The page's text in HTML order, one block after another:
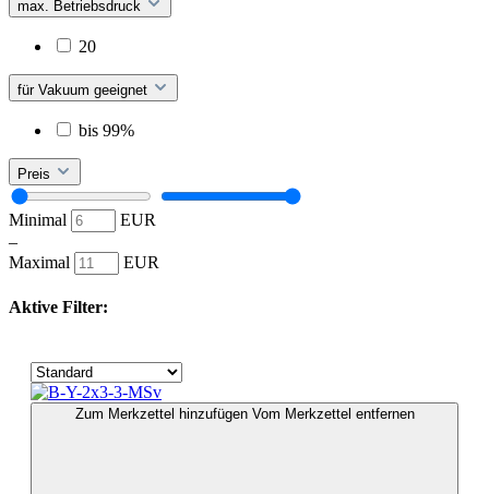
max. Betriebsdruck
20
für Vakuum geeignet
bis 99%
Preis
Minimal
EUR
–
Maximal
EUR
Aktive Filter:
Zum Merkzettel hinzufügen Vom Merkzettel entfernen